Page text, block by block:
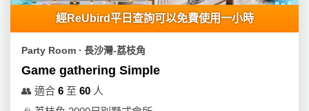
經ReUbird平日查詢可以免費使用一小時
Party Room ∙ 長沙灣-荔枝角
Game gathering Simple
👥 適合 6 至 60 人